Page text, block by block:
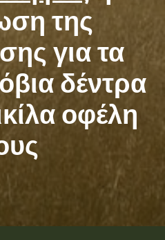
της
για τα
δέντρα
οφέλη